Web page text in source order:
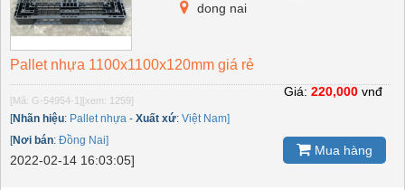
dong nai
Pallet nhựa 1100x1100x120mm giá rẻ
[Mã: G-54954-1] [xem: 1259]
[Nhãn hiệu: Pallet nhựa - Xuất xứ: Việt Nam]
[Nơi bán: Đồng Nai]
2022-02-14 16:03:05]
Giá: 220,000 vnđ
Mua hàng